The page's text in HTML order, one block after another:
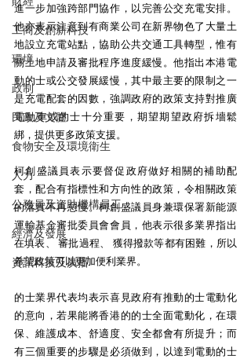
工商及創新科技
環境
政制
民政及文體
食物安全及環境衛生
人力
公務員及資助機構員工
經濟及發展
資訊科技及廣播
進一步加強跨部門協作，以完善公交充電安排。
他亦表示注意到有商業公司在新界物色了大量土
地設立充電站點，協助公共交通工具轉型，惟有
關土地申請及審批程序進度緩慢。他指出本港電
動的士或公交發展緩慢，其中最主要的限制之一
是充電配套的因數，強調政府的政策支持對推廣
電動車或的士十分重要，期望期望政府拆墻鬆
綁，提供更多政策支援。
柯創盛議員表示要督促政府做好相關的補助配
套，配合有指標性和方向性的政策，令相關政策
的落實不再怠慢。柯創盛議員身兼環保署新能源
運輸基金審批委員會會員，他表示很多業界指出
在填表、 審批過程、 獲得撥款等都有困難，所以
希望政策可以更加便利業界。
的士業界代表均表示喜見政府有推動的士電動化
的意向，若果能將香港的的士全面電動化，在環
保、維護成本、舒適度、安全都會有所提升；而
有三個重要的步驟是必須做到，以達到電動的士